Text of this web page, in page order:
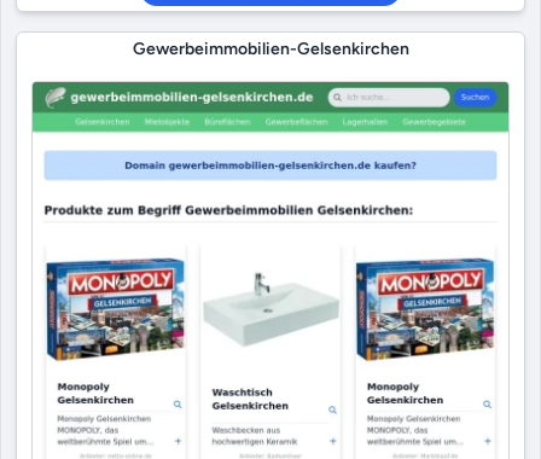
Gewerbeimmobilien-Gelsenkirchen